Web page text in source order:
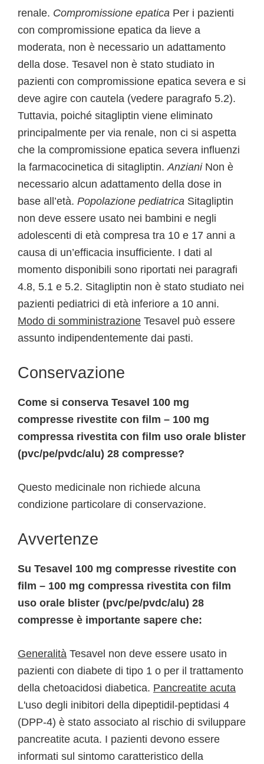
renale. Compromissione epatica Per i pazienti
con compromissione epatica da lieve a
moderata, non è necessario un adattamento
della dose. Tesavel non è stato studiato in
pazienti con compromissione epatica severa e si
deve agire con cautela (vedere paragrafo 5.2).
Tuttavia, poiché sitagliptin viene eliminato
principalmente per via renale, non ci si aspetta
che la compromissione epatica severa influenzi
la farmacocinetica di sitagliptin.AnzianiNon è
necessario alcun adattamento della dose in
base all’età. Popolazione pediatrica Sitagliptin
non deve essere usato nei bambini e negli
adolescenti di età compresa tra 10 e 17 anni a
causa di un’efficacia insufficiente. I dati al
momento disponibili sono riportati nei paragrafi
4.8, 5.1 e 5.2. Sitagliptin non è stato studiato nei
pazienti pediatrici di età inferiore a 10 anni.
Modo di somministrazione Tesavel può essere
assunto indipendentemente dai pasti.
Conservazione
Come si conserva Tesavel 100 mg
compresse rivestite con film – 100 mg
compressa rivestita con film uso orale blister
(pvc/pe/pvdc/alu) 28 compresse?
Questo medicinale non richiede alcuna
condizione particolare di conservazione.
Avvertenze
Su Tesavel 100 mg compresse rivestite con
film – 100 mg compressa rivestita con film
uso orale blister (pvc/pe/pvdc/alu) 28
compresse è importante sapere che:
Generalità Tesavel non deve essere usato in
pazienti con diabete di tipo 1 o per il trattamento
della chetoacidosi diabetica. Pancreatite acuta
L'uso degli inibitori della dipeptidil-peptidasi 4
(DPP-4) è stato associato al rischio di sviluppare
pancreatite acuta. I pazienti devono essere
informati sul sintomo caratteristico della